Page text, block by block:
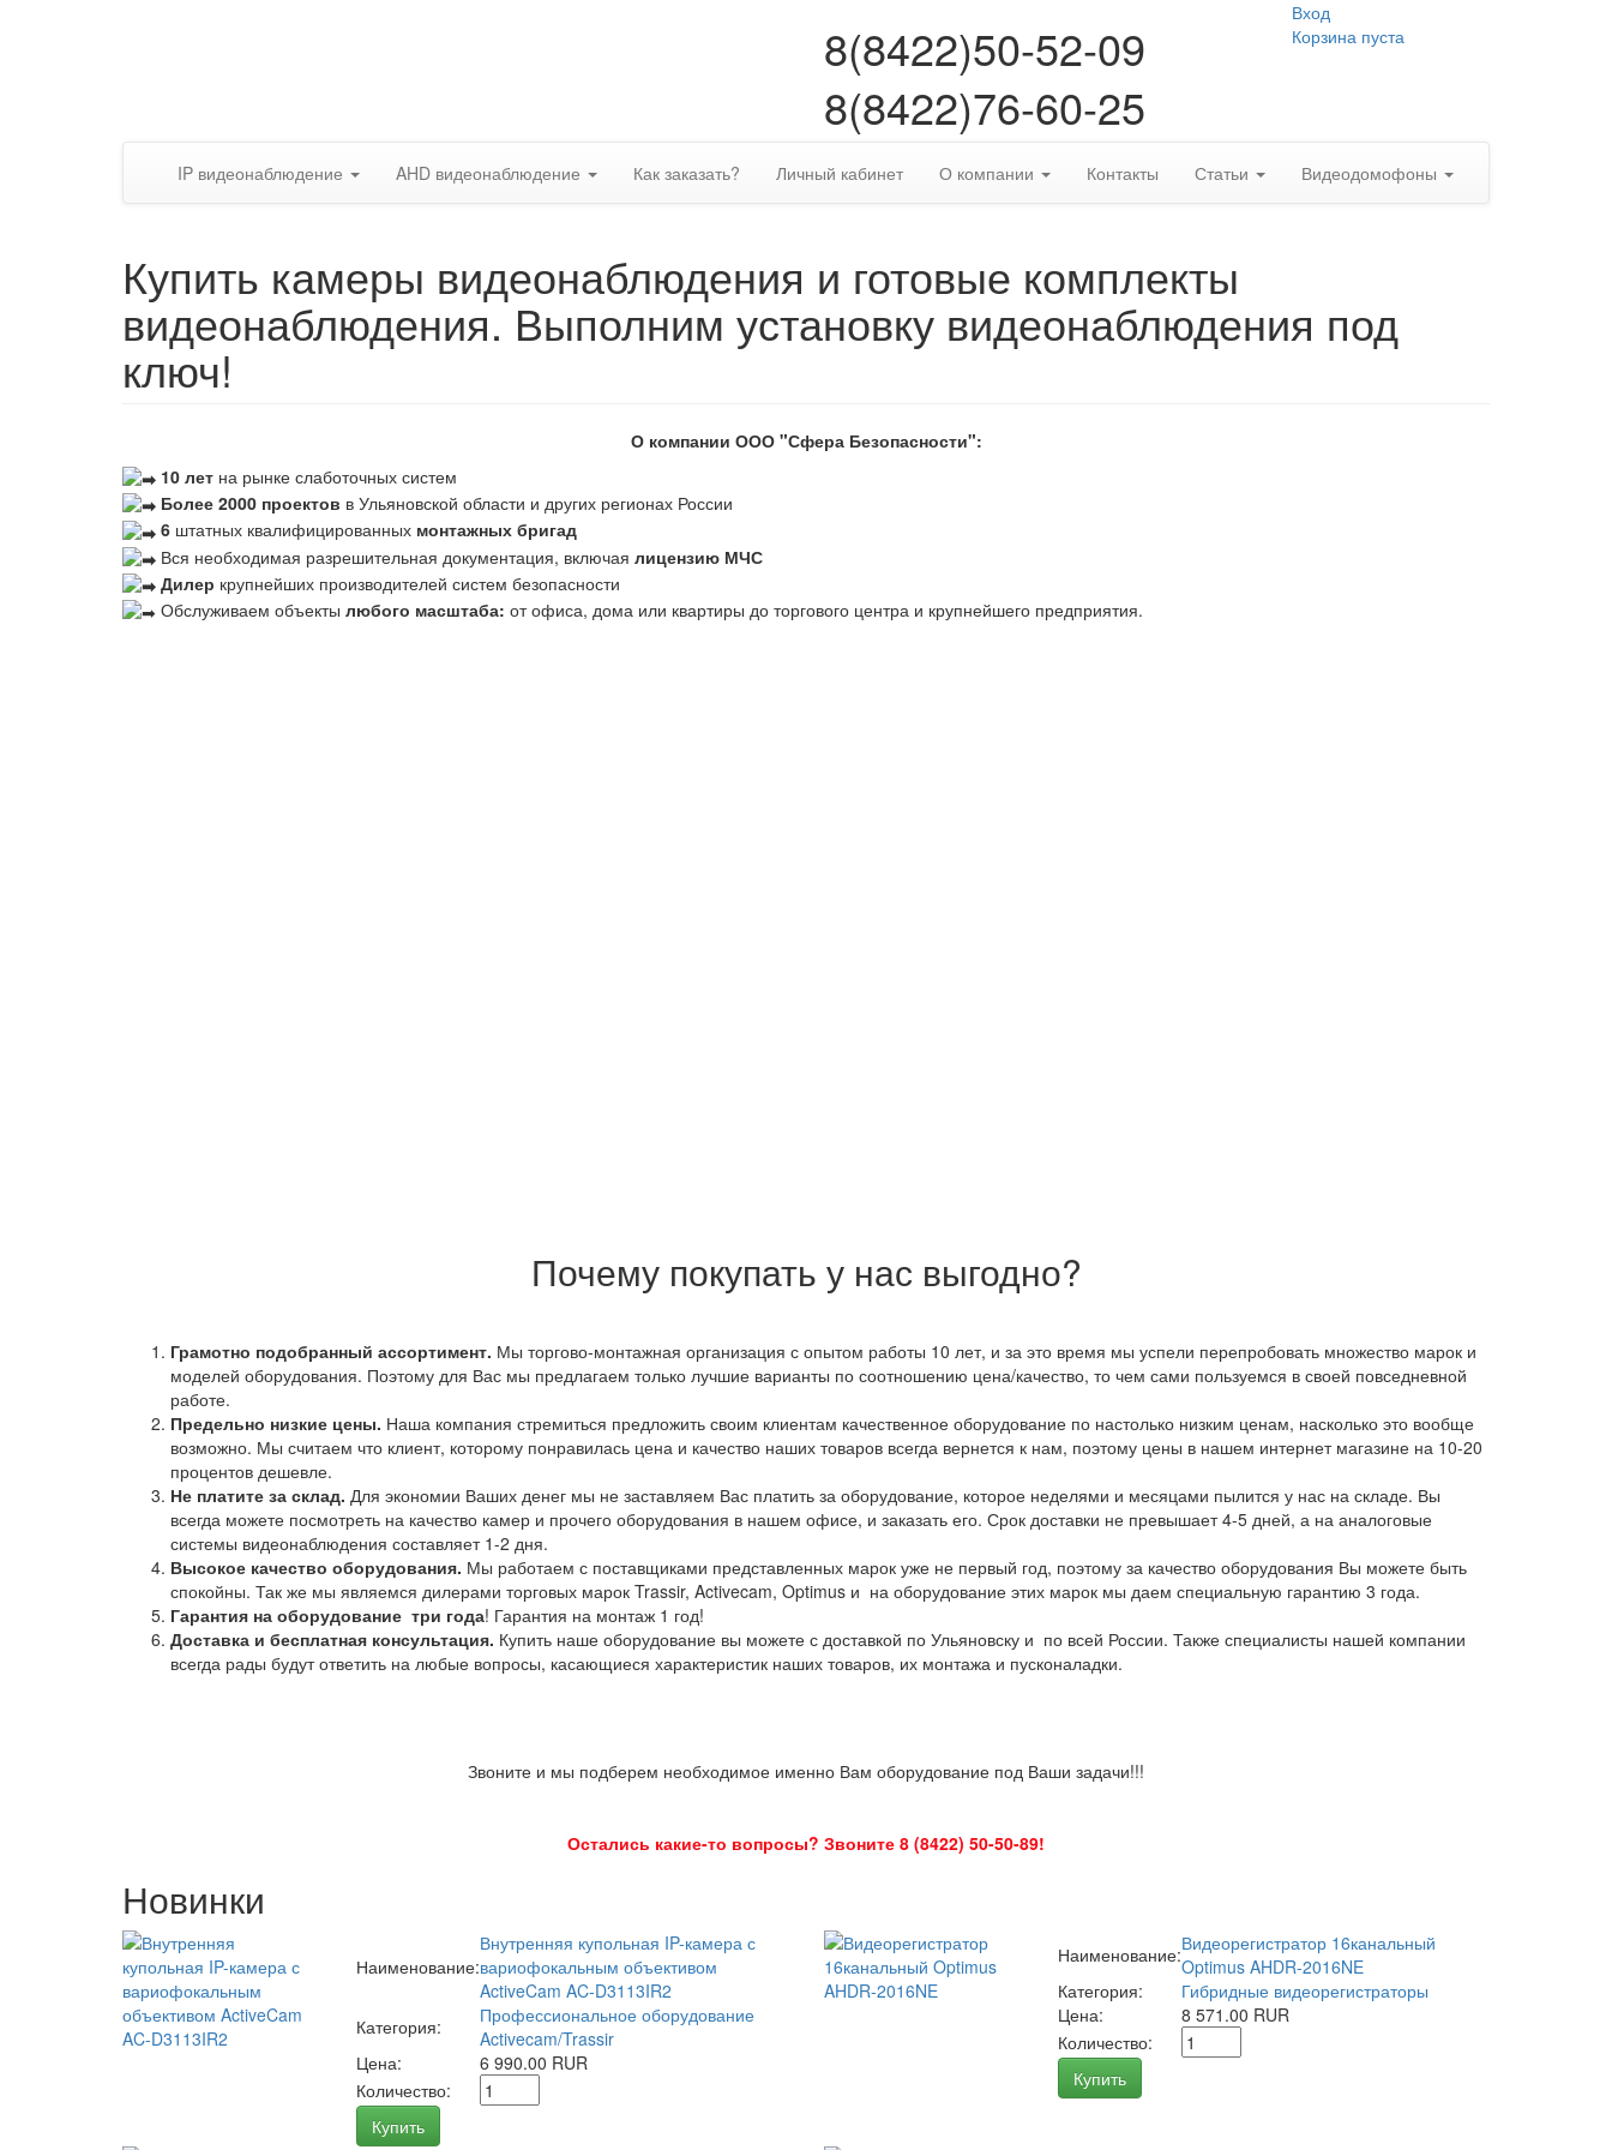
8(8422)50-52-09
8(8422)76-60-25
Вход
Корзина пуста
IP видеонаблюдение AHD видеонаблюдение Как заказать? Личный кабинет О компании Контакты Статьи Видеодомофоны
Купить камеры видеонаблюдения и готовые комплекты
видеонаблюдения. Выполним установку видеонаблюдения под
ключ!
О компании ООО "Сфера Безопасности":
10 лет на рынке слаботочных систем
Более 2000 проектов в Ульяновской области и других регионах России
6 штатных квалифицированных монтажных бригад
Вся необходимая разрешительная документация, включая лицензию МЧС
Дилер крупнейших производителей систем безопасности
Обслуживаем объекты любого масштаба: от офиса, дома или квартиры до торгового центра и крупнейшего предприятия.
Почему покупать у нас выгодно?
Грамотно подобранный ассортимент. Мы торгово-монтажная организация с опытом работы 10 лет, и за это время мы успели перепробовать множество марок и
моделей оборудования. Поэтому для Вас мы предлагаем только лучшие варианты по соотношению цена/качество, то чем сами пользуемся в своей повседневной
работе.
Предельно низкие цены. Наша компания стремиться предложить своим клиентам качественное оборудование по настолько низким ценам, насколько это вообще
возможно. Мы считаем что клиент, которому понравилась цена и качество наших товаров всегда вернется к нам, поэтому цены в нашем интернет магазине на 10-20
процентов дешевле.
Не платите за склад. Для экономии Ваших денег мы не заставляем Вас платить за оборудование, которое неделями и месяцами пылится у нас на складе. Вы
всегда можете посмотреть на качество камер и прочего оборудования в нашем офисе, и заказать его. Срок доставки не превышает 4-5 дней, а на аналоговые
системы видеонаблюдения составляет 1-2 дня.
Высокое качество оборудования. Мы работаем с поставщиками представленных марок уже не первый год, поэтому за качество оборудования Вы можете быть
спокойны. Так же мы являемся дилерами торговых марок Trassir, Activecam, Optimus и на оборудование этих марок мы даем специальную гарантию 3 года.
Гарантия на оборудование три года! Гарантия на монтаж 1 год!
Доставка и бесплатная консультация. Купить наше оборудование вы можете с доставкой по Ульяновску и по всей России. Также специалисты нашей компании
всегда рады будут ответить на любые вопросы, касающиеся характеристик наших товаров, их монтажа и пусконаладки.
Звоните и мы подберем необходимое именно Вам оборудование под Ваши задачи!!!
Остались какие-то вопросы? Звоните 8 (8422) 50-50-89!
Новинки
Наименование:
Внутренняя купольная IP-камера с
вариофокальным объективом
ActiveCam AC-D3113IR2
Категория:
Профессиональное оборудование
Activecam/Trassir
Цена:
6 990.00 RUR
Количество:
Купить
Наименование:Видеорегистратор 16канальный
Optimus AHDR-2016NE
Категория:
Гибридные видеорегистраторы
Цена:
8 571.00 RUR
Количество:
Купить